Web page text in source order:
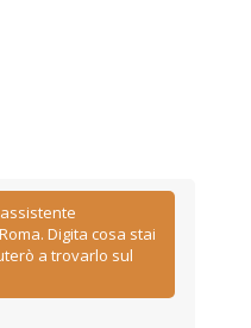
Digita cosa stai
a trovarlo sul